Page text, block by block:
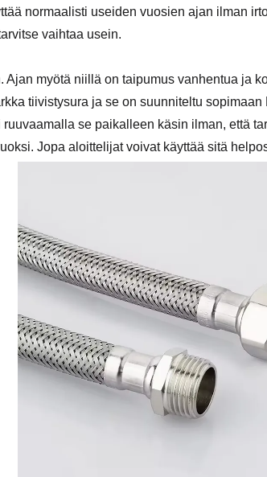
normaalisti useiden vuosien ajan ilman
vaihtaa usein.
myötä niillä on taipumus vanhentua ja
tiivistysura ja se on suunniteltu sopimaan
se paikalleen käsin ilman, että
Jopa aloittelijat voivat käyttää sitä